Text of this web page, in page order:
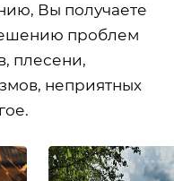
Вы получаете
проблем
плесени,
неприятных